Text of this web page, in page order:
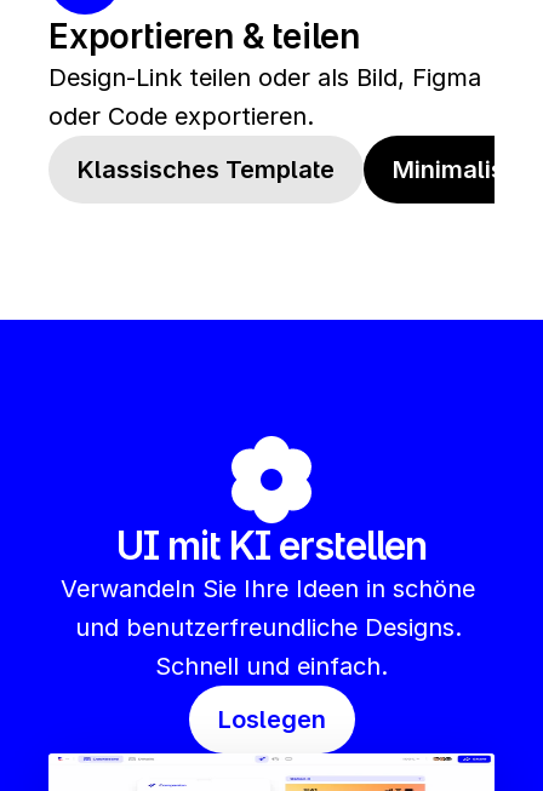
Exportieren & teilen
Design-Link teilen oder als Bild, Figma
oder Code exportieren.
Klassisches Template
UI mit KI erstellen
Verwandeln Sie Ihre Ideen in schöne
und benutzerfreundliche Designs.
Schnell und einfach.
Loslegen